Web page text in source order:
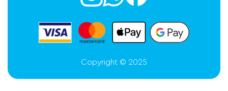
Copyright © 2025